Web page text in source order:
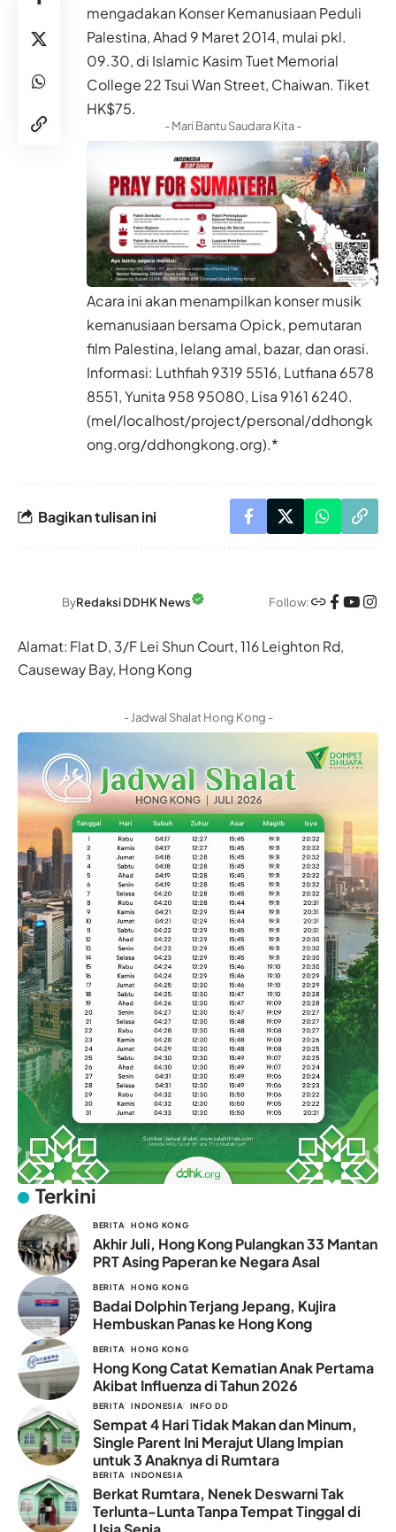
mengadakan Konser Kemanusiaan Peduli
Palestina, Ahad 9 Maret 2014, mulai pkl.
09.30, di Islamic Kasim Tuet Memorial
College 22 Tsui Wan Street, Chaiwan. Tiket
HK$75.
- Mari Bantu Saudara Kita -
Acara ini akan menampilkan konser musik
kemanusiaan bersama Opick, pemutaran
film Palestina, lelang amal, bazar, dan orasi.
Informasi: Luthfiah 9319 5516, Lutfiana 6578
8551, Yunita 958 95080, Lisa 9161 6240.
(mel/localhost/project/personal/ddhongk
ong.org/ddhongkong.org).*
Bagikan tulisan ini
ByRedaksi DDHK News Follow:
Alamat: Flat D, 3/F Lei Shun Court, 116 Leighton Rd,
Causeway Bay, Hong Kong
- Jadwal Shalat Hong Kong -
Terkini
BERITA HONG KONG
Akhir Juli, Hong Kong Pulangkan 33 Mantan
PRT Asing Paperan ke Negara Asal
BERITA HONG KONG
Badai Dolphin Terjang Jepang, Kujira
Hembuskan Panas ke Hong Kong
BERITA HONG KONG
Hong Kong Catat Kematian Anak Pertama
Akibat Influenza di Tahun 2026
BERITA INDONESIA INFO DD
Sempat 4 Hari Tidak Makan dan Minum,
Single Parent Ini Merajut Ulang Impian
untuk 3 Anaknya di Rumtara
BERITA INDONESIA
Berkat Rumtara, Nenek Deswarni Tak
Terlunta-Lunta Tanpa Tempat Tinggal di